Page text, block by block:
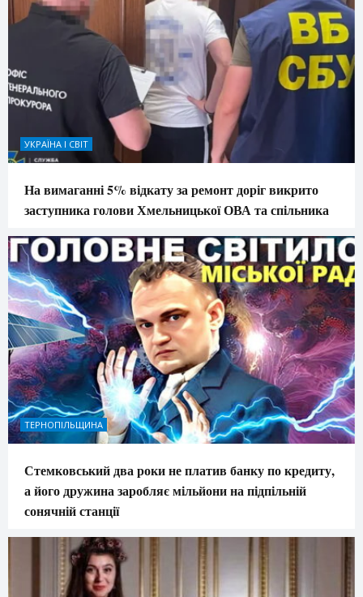
УКРАЇНА І СВІТ
На вимаганні 5% відкату за ремонт доріг викрито
заступника голови Хмельницької ОВА та спільника
ТЕРНОПІЛЬЩИНА
Стемковський два роки не платив банку по кредиту,
а його дружина заробляє мільйони на підпільній
сонячній станції